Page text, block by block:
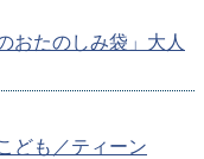
おたのしみ袋」大人
ども／ティーン